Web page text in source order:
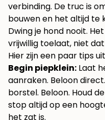
verbinding. De truc is
bouwen en het altijd te
Dwing je hond nooit.
vrijwillig toelaat, niet
Hier zijn een paar tips
Begin piepklein: Laat
aanraken. Beloon
borstel. Beloon. Houd
stop altijd op een
het zat is.